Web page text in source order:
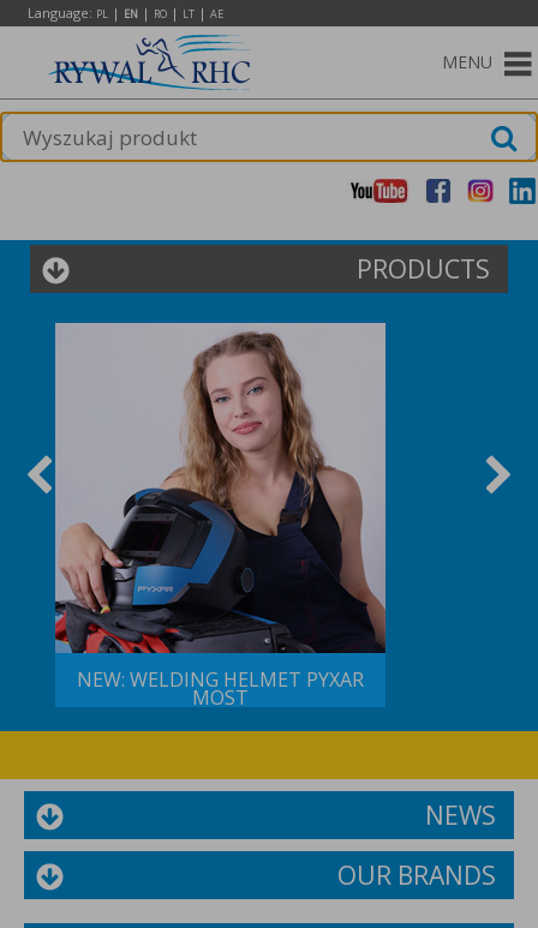
Language: PL | EN | RO | LT | AE
MENU
PRODUCTS
NEW: WELDING HELMET PYXAR
MOST
NEWS
OUR BRANDS